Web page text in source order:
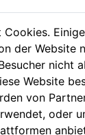
100%
100%
Cookies.
der Website
nicht
Website
von
oder